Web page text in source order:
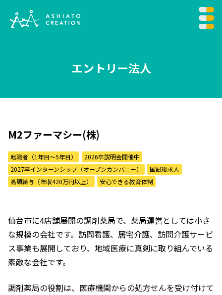
エントリー法人
M2ファーマシー(株)
転職者（1年目〜5年目）
2026卒説明会開催中
2027卒インターンシップ（オープンカンパニー）
国試後求人
高額給与（年収420万円以上）
安心できる教育体制
仙台市に4店舗展開の調剤薬局で、薬局運営としては小さ
な規模の会社です。訪問看護、居宅介護、訪問介護サービ
ス事業も展開しており、地域医療に真剣に取り組んでいる
素敵な会社です。
調剤薬局の役割は、医療機関からの処方せんを受け付けて